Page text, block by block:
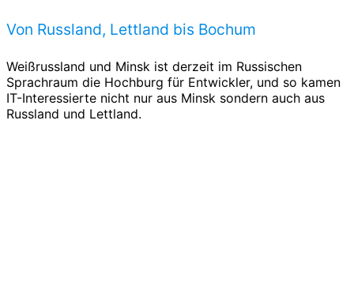
Von Russland, Lettland bis Bochum
Weißrussland und Minsk ist derzeit im Russischen
Sprachraum die Hochburg für Entwickler, und so kamen
IT-Interessierte nicht nur aus Minsk sondern auch aus
Russland und Lettland.